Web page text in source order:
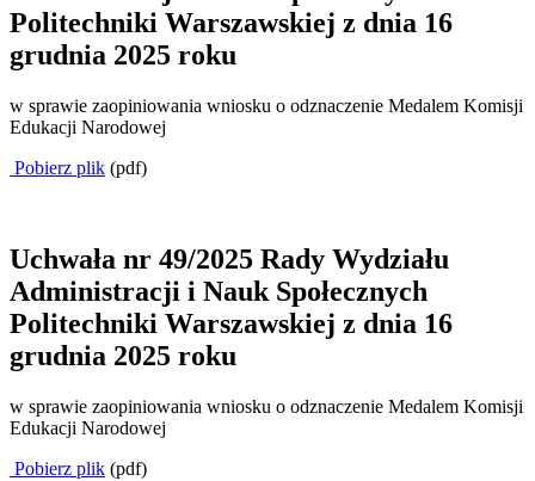
Politechniki Warszawskiej z dnia 16
grudnia 2025 roku
w sprawie zaopiniowania wniosku o odznaczenie Medalem Komisji
Edukacji Narodowej
Pobierz plik (pdf)
Uchwała nr 49/2025 Rady Wydziału
Administracji i Nauk Społecznych
Politechniki Warszawskiej z dnia 16
grudnia 2025 roku
w sprawie zaopiniowania wniosku o odznaczenie Medalem Komisji
Edukacji Narodowej
Pobierz plik (pdf)